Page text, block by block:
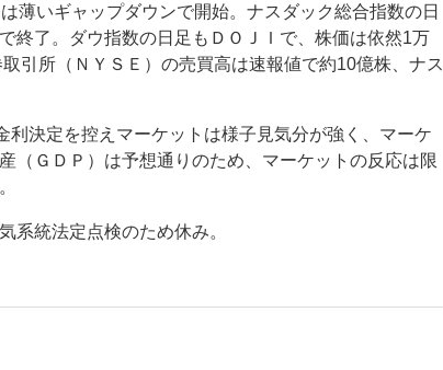
薄いギャップダウンで開始。ナスダック総合指数の日
終了。ダウ指数の日足もＤＯＪＩで、株価は依然1万
引所（ＮＹＳＥ）の売買高は速報値で約10億株、ナス
決定を控えマーケットは様子見気分が強く、マーケ
（ＧＤＰ）は予想通りのため、マーケットの反応は限
系統法定点検のため休み。